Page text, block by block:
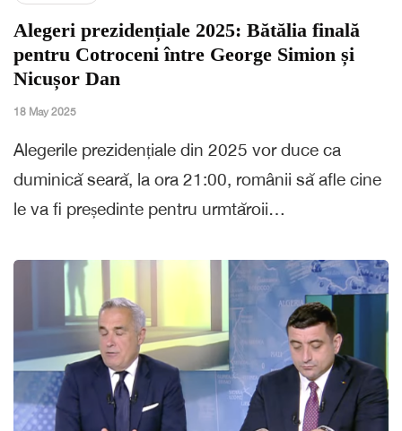
Alegeri prezidențiale 2025: Bătălia finală
pentru Cotroceni între George Simion și
Nicușor Dan
18 May 2025
Alegerile prezidențiale din 2025 vor duce ca
duminică seară, la ora 21:00, românii să afle cine
le va fi președinte pentru urmtăroii…